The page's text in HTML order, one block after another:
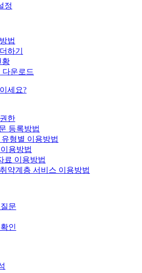
정
법
하기
황
다운로드
세요?
한
등록방법
유형별 이용방법
용방법
료 이용방법
약계층 서비스 이용방법
문
인